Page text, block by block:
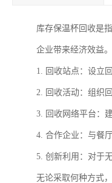
库存保温杯回收是
企业带来经济效益
1. 回收站点：设立
2. 回收活动：组织
3. 回收网络平台：
4. 合作企业：与餐
5. 创新利用：对于
无论采取何种方式